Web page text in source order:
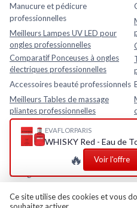
EVAFLORPARIS
WHISKY Red - Eau de
🔥 Voir l'offre
Manucure et pédicure
professionnelles
Meilleurs Lampes UV LED pour
ongles professionnelles
Comparatif Ponceuses à ongles
électriques professionnelles
Accessoires beauté professionnels
Meilleurs Tables de massage
pliantes professionnelles
Comparatif Loupes esthétiques
avec lampe LED
TOP Fauteuils esthétiques
Rasage et soins homme
Ce site utilise des cookies et vous